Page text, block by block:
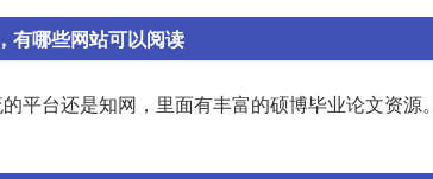
有哪些网站可以阅读
平台还是知网，里面有丰富的硕博毕业论文资